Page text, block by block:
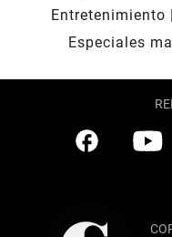
Entretenimiento
Especiales